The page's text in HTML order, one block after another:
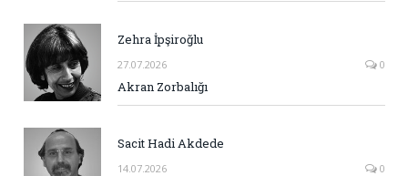
Zehra İpşiroğlu
27.07.2026 0
Akran Zorbalığı
Sacit Hadi Akdede
14.07.2026 0